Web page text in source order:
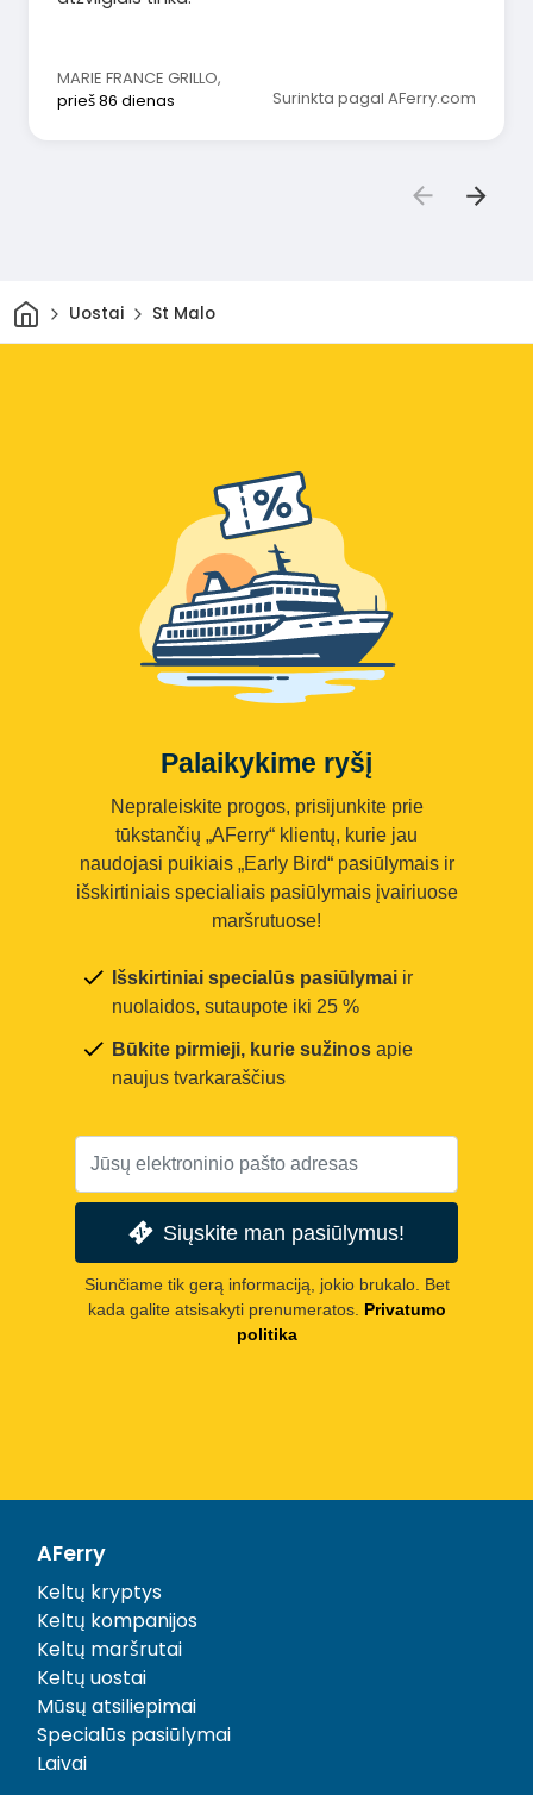
MARIE FRANCE GRILLO,
prieš 86 dienas
Surinkta pagal AFerry.com
Pradžia
Uostai St Malo
Palaikykime ryšį
Nepraleiskite progos, prisijunkite prie
tūkstančių „AFerry“ klientų, kurie jau
naudojasi puikiais „Early Bird“ pasiūlymais ir
išskirtiniais specialiais pasiūlymais įvairiuose
maršrutuose!
Išskirtiniai specialūs pasiūlymai ir
nuolaidos, sutaupote iki 25 %
Būkite pirmieji, kurie sužinos apie
naujus tvarkaraščius
Siųskite man pasiūlymus!
Siunčiame tik gerą informaciją, jokio brukalo. Bet
kada galite atsisakyti prenumeratos. Privatumo
politika
AFerry
Keltų kryptys
Keltų kompanijos
Keltų maršrutai
Keltų uostai
Mūsų atsiliepimai
Specialūs pasiūlymai
Laivai